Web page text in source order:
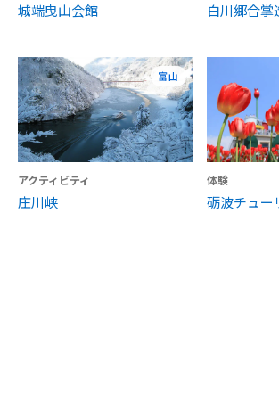
城端曳山会館 白川郷合掌
富山
アクティビティ
庄川峡
体験
砺波チュー